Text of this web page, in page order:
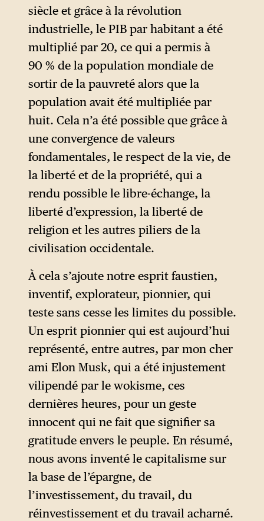
siècle et grâce à la révolution
industrielle, le PIB par habitant a été
multiplié par 20, ce qui a permis à
90 % de la population mondiale de
sortir de la pauvreté alors que la
population avait été multipliée par
huit. Cela n’a été possible que grâce à
une convergence de valeurs
fondamentales, le respect de la vie, de
la liberté et de la propriété, qui a
rendu possible le libre-échange, la
liberté d’expression, la liberté de
religion et les autres piliers de la
civilisation occidentale.
À cela s’ajoute notre esprit faustien,
inventif, explorateur, pionnier, qui
teste sans cesse les limites du possible.
Un esprit pionnier qui est aujourd’hui
représenté, entre autres, par mon cher
ami Elon Musk, qui a été injustement
vilipendé par le wokisme, ces
dernières heures, pour un geste
innocent qui ne fait que signifier sa
gratitude envers le peuple. En résumé,
nous avons inventé le capitalisme sur
la base de l’épargne, de
l’investissement, du travail, du
réinvestissement et du travail acharné.